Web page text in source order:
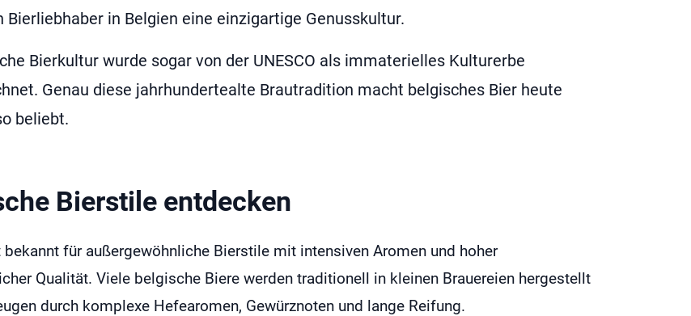
Bierliebhaber in Belgien eine einzigartige Genusskultur.
Bierkultur wurde sogar von der UNESCO als immaterielles Kulturerbe
Genau diese jahrhundertealte Brautradition macht belgisches Bier heute
beliebt.
Bierstile entdecken
für außergewöhnliche Bierstile mit intensiven Aromen und hoher
Qualität. Viele belgische Biere werden traditionell in kleinen Brauereien hergestellt
durch komplexe Hefearomen, Gewürznoten und lange Reifung.